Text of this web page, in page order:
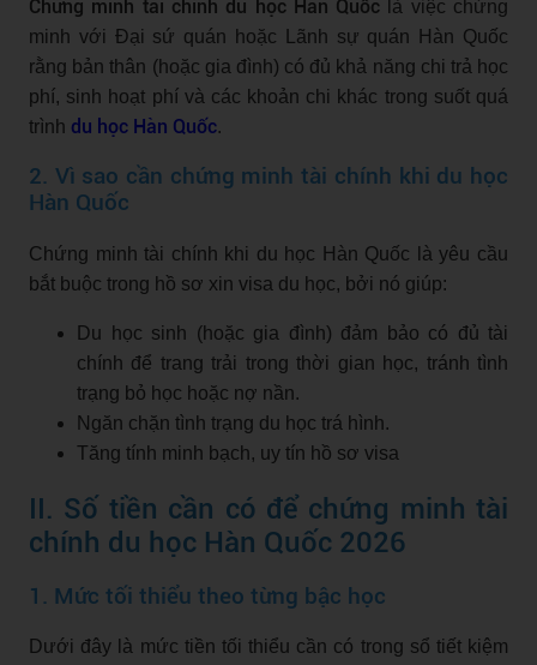
Chứng minh tài chính du học Hàn Quốc
là việc chứng
minh với Đại sứ quán hoặc Lãnh sự quán Hàn Quốc
rằng bản thân (hoặc gia đình) có đủ khả năng chi trả học
phí, sinh hoạt phí và các khoản chi khác trong suốt quá
trình du học Hàn Quốc.
2. Vì sao cần chứng minh tài chính khi du học
Hàn Quốc
Chứng minh tài chính khi du học Hàn Quốc là yêu cầu
bắt buộc trong hồ sơ xin visa du học, bởi nó giúp:
Du học sinh (hoặc gia đình) đảm bảo có đủ tài
chính để trang trải trong thời gian học, tránh tình
trạng bỏ học hoặc nợ nần.
Ngăn chặn tình trạng du học trá hình.
Tăng tính minh bạch, uy tín hồ sơ visa
II. Số tiền cần có để chứng minh tài
chính du học Hàn Quốc 2026
1. Mức tối thiểu theo từng bậc học
Dưới đây là mức tiền tối thiểu cần có trong sổ tiết kiệm